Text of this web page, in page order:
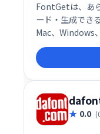
FontGetは、あ
ード・生成でき
Mac、Windows
プラットフォー
ウェスタンなど
洗練されたデ
FontGenerator
つけて、ダウン
0.0